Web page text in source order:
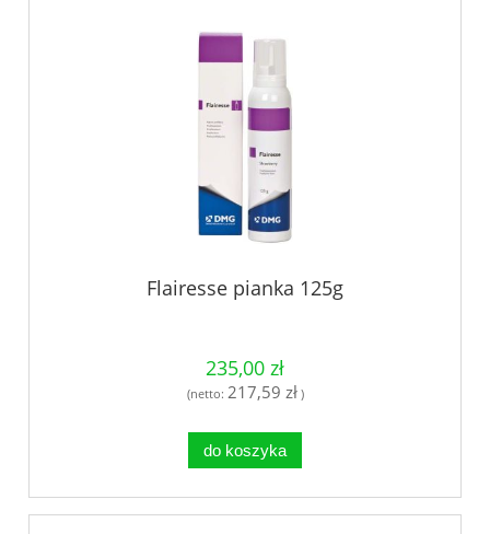
Flairesse pianka 125g
235,00 zł
(netto: 217,59 zł)
do koszyka